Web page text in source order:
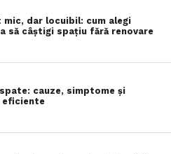
mic, dar locuibil: cum alegi
să câștigi spațiu fără renovare
cauze, simptome și